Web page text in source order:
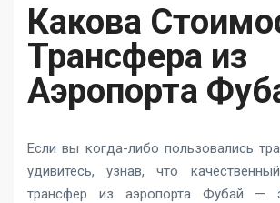
Какова
Трансфера из
Аэропорта
Если вы когда-либо пользовались
удивитесь, узнав, что
трансфер из аэропорта Фубай —